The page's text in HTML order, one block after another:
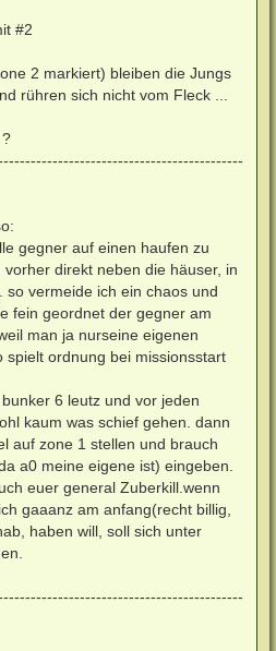
#2
2 markiert) bleiben die Jungs
rühren sich nicht vom Fleck ...
gegner auf einen haufen zu
direkt neben die häuser, in
so vermeide ich ein chaos und
fein geordnet der gegner am
man ja nurseine eigenen
spielt ordnung bei missionsstart
6 leutz und vor jeden
kaum was schief gehen. dann
auf zone 1 stellen und brauch
a0 meine eigene ist) eingeben.
euer general Zuberkill.wenn
gaaanz am anfang(recht billig,
haben will, soll sich unter